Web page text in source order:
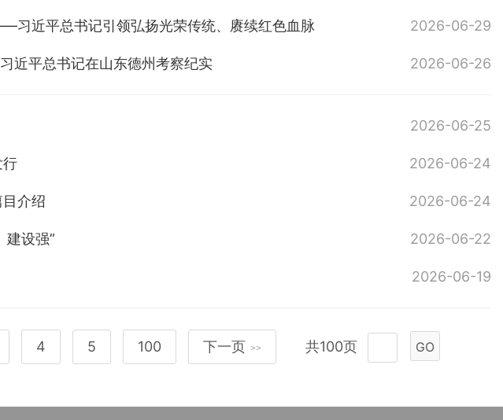
习近平总书记引领弘扬光荣传统、赓续红色血脉 2026-06-29
近平总书记在山东德州考察纪实 2026-06-26
2026-06-25
行 2026-06-24
介绍 2026-06-24
建设强” 2026-06-22
2026-06-19
4 5 100 下一页 >> 共100页 GO